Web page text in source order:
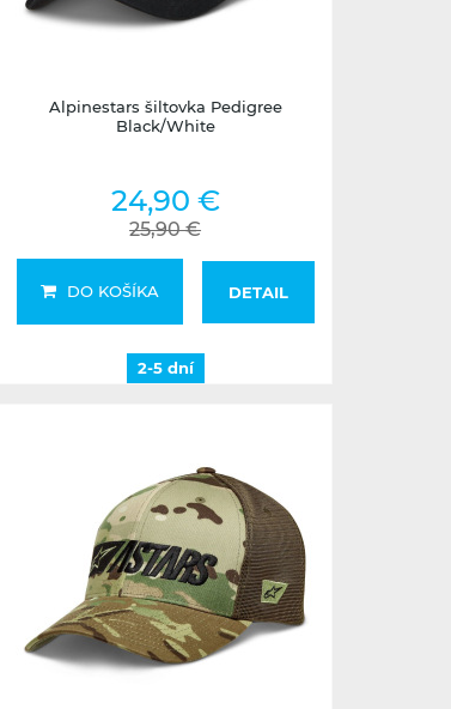
Alpinestars šiltovka Pedigree
Black/White
24,90 €
25,90 €
DO KOŠÍKA DETAIL
2-5 dní